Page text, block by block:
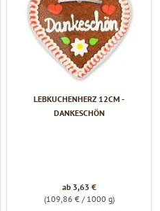
LEBKUCHENHERZ 12CM -
DANKESCHÖN
ab 3,63 €
(109,86 € / 1000 g)